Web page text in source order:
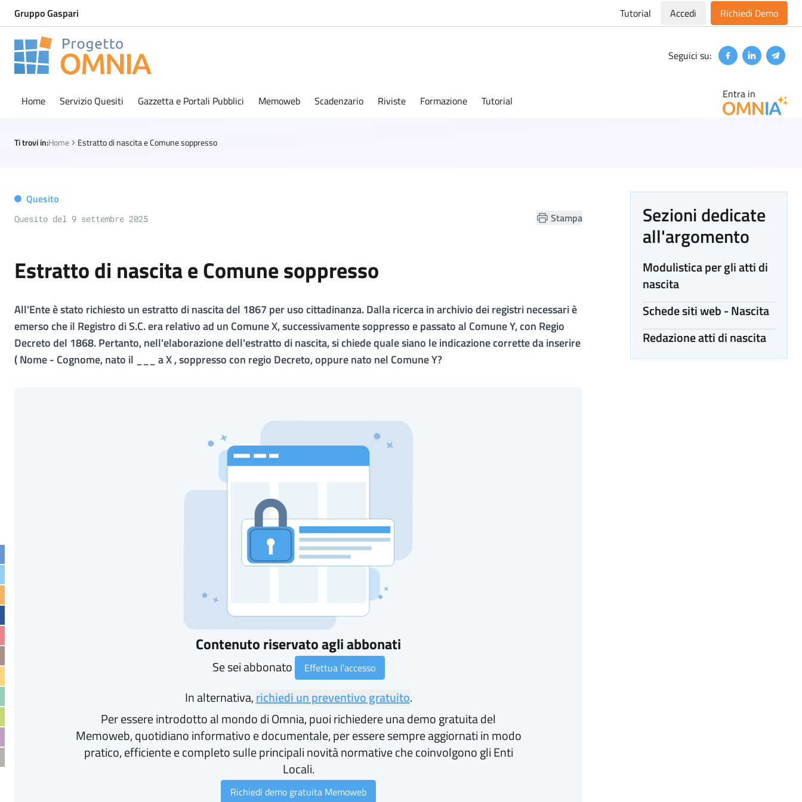
Gruppo Gaspari Tutorial Accedi Richiedi Demo
Progetto Omnia
Seguici su: FacebookLinkedin
Home Servizio Quesiti Gazzetta e Portali Pubblici Memoweb Scadenzario Riviste Formazione Tutorial Entra in
Ti trovi in:Home Estratto di nascita e Comune soppresso
Quesito
Quesito del 9 settembre 2025 Stampa
Estratto di nascita e Comune soppresso
All'Ente è stato richiesto un estratto di nascita del 1867 per uso cittadinanza. Dalla ricerca in archivio dei registri necessari è
emerso che il Registro di S.C. era relativo ad un Comune X, successivamente soppresso e passato al Comune Y, con Regio
Decreto del 1868. Pertanto, nell'elaborazione dell'estratto di nascita, si chiede quale siano le indicazione corrette da inserire
( Nome - Cognome, nato il ___ a X , soppresso con regio Decreto, oppure nato nel Comune Y?
Contenuto riservato agli abbonati
Se sei abbonato Effettua l'accesso
In alternativa,richiedi un preventivo gratuito.
Per essere introdotto al mondo di Omnia, puoi richiedere una demo gratuita del
Memoweb, quotidiano informativo e documentale, per essere sempre aggiornati in modo
pratico, efficiente e completo sulle principali novità normative che coinvolgono gli Enti
Locali.
Richiedi demo gratuita Memoweb
Sezioni dedicate
all'argomento
Modulistica per gli atti di
nascita
Schede siti web - Nascita
Redazione atti di nascita